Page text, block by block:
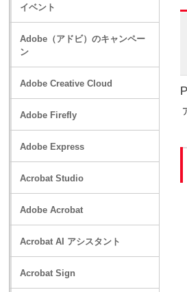
イベント
Adobe（アドビ）のキャンペー
ン
Adobe Creative Cloud
Adobe Firefly
Adobe Express
Acrobat Studio
Adobe Acrobat
Acrobat AI アシスタント
Acrobat Sign